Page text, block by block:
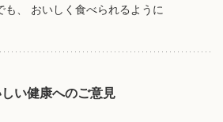
、 おいしく食べられるように
い健康へのご意見